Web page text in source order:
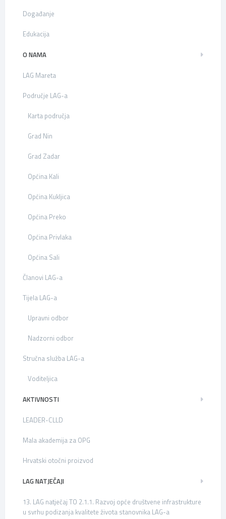
Događanje
Edukacija
O NAMA
LAG Mareta
Područje LAG-a
Karta područja
Grad Nin
Grad Zadar
Općina Kali
Općina Kukljica
Općina Preko
Općina Privlaka
Općina Sali
Članovi LAG-a
Tijela LAG-a
Upravni odbor
Nadzorni odbor
Stručna služba LAG-a
Voditeljica
AKTIVNOSTI
LEADER-CLLD
Mala akademija za OPG
Hrvatski otočni proizvod
LAG NATJEČAJI
13. LAG natječaj TO 2.1.1. Razvoj opće društvene infrastrukture
u svrhu podizanja kvalitete života stanovnika LAG-a